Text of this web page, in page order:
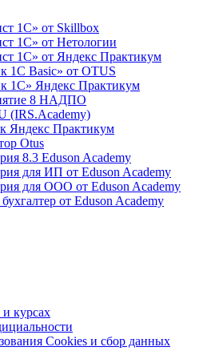
1С» от Skillbox
1С» от Нетологии
1С» от Яндекс Практикум
1С Basic» от OTUS
1С» Яндекс Практикум
8 НАДПО
(IRS.Academy)
Яндекс Практикум
Otus
8.3 Eduson Academy
для ИП от Eduson Academy
для ООО от Eduson Academy
от Eduson Academy
курсах
Cookies и сбор данных